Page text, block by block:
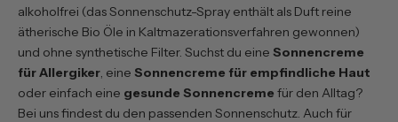
alkoholfrei (das Sonnenschutz-Spray enthält als Duft reine
ätherische Bio Öle in Kaltmazerationsverfahren gewonnen)
und ohne synthetische Filter. Suchst du eine Sonnencreme
für Allergiker, eine Sonnencreme für empfindliche Haut
oder einfach eine gesunde Sonnencreme für den Alltag?
Bei uns findest du den passenden Sonnenschutz. Auch für